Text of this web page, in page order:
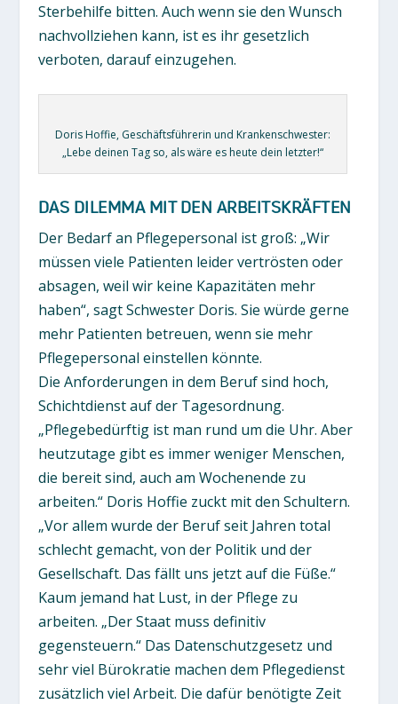
Sterbehilfe bitten. Auch wenn sie den Wunsch
nachvollziehen kann, ist es ihr gesetzlich
verboten, darauf einzugehen.
Doris Hoffie, Geschäftsführerin und Krankenschwester:
„Lebe deinen Tag so, als wäre es heute dein letzter!“
DAS DILEMMA MIT DEN ARBEITSKRÄFTEN
Der Bedarf an Pflegepersonal ist groß: „Wir
müssen viele Patienten leider vertrösten oder
absagen, weil wir keine Kapazitäten mehr
haben“, sagt Schwester Doris. Sie würde gerne
mehr Patienten betreuen, wenn sie mehr
Pflegepersonal einstellen könnte.
Die Anforderungen in dem Beruf sind hoch,
Schichtdienst auf der Tagesordnung.
„Pflegebedürftig ist man rund um die Uhr. Aber
heutzutage gibt es immer weniger Menschen,
die bereit sind, auch am Wochenende zu
arbeiten.“ Doris Hoffie zuckt mit den Schultern.
„Vor allem wurde der Beruf seit Jahren total
schlecht gemacht, von der Politik und der
Gesellschaft. Das fällt uns jetzt auf die Füße.“
Kaum jemand hat Lust, in der Pflege zu
arbeiten. „Der Staat muss definitiv
gegensteuern.“ Das Datenschutzgesetz und
sehr viel Bürokratie machen dem Pflegedienst
zusätzlich viel Arbeit. Die dafür benötigte Zeit